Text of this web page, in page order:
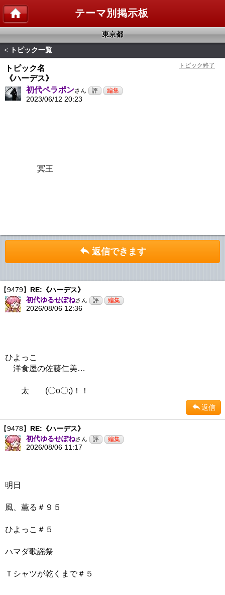
テーマ別掲示板
東京都
< トピック一覧
トピック名
《ハーデス》
初代ペラポンさん
2023/06/12 20:23
冥王
返信できます
【9479】 RE:《ハーデス》
初代ゆるせぽねさん
2026/08/06 12:36
ひよっこ
洋食屋の佐藤仁美…
太 (〇o〇;)！！
返信
【9478】 RE:《ハーデス》
初代ゆるせぽねさん
2026/08/06 11:17
明日
風、薫る＃９５
ひよっこ＃５
ハマダ歌謡祭
Ｔシャツが乾くまで＃５